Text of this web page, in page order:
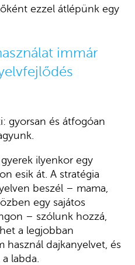
ezzel átlépünk egy
immár
gyorsan és átfogóan
ilyenkor egy
esik át. A stratégia
beszél – mama,
egy sajátos
– szólunk hozzá,
a legjobban
használ dajkanyelvet, és
labda.